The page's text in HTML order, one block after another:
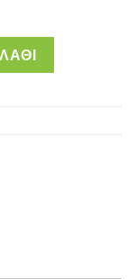
Άρωμα Σαπούνι